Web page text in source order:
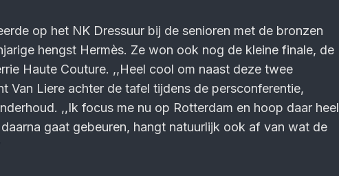
op het NK Dressuur bij de senioren met de bronzen
hengst Hermès. Ze won ook nog de kleine finale, de
Haute Couture. ,,Heel cool om naast deze twee
Van Liere achter de tafel tijdens de persconferentie,
,,Ik focus me nu op Rotterdam en hoop daar heel
gaat gebeuren, hangt natuurlijk ook af van wat de